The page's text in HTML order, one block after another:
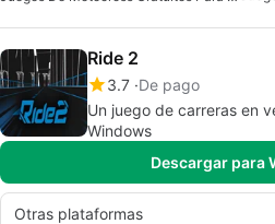
Ride 2
3.7 De pago
Un juego de carreras en
Windows
Descargar para
Otras plataformas